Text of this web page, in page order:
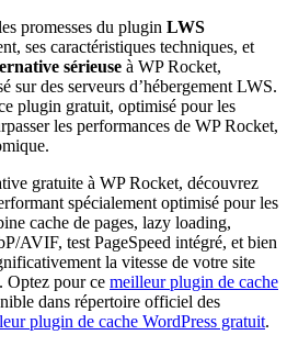
promesses du plugin LWS
ses caractéristiques techniques, et
sérieuse à WP Rocket,
sur des serveurs d’hébergement LWS.
plugin gratuit, optimisé pour les
les performances de WP Rocket,
gratuite à WP Rocket, découvrez
spécialement optimisé pour les
cache de pages, lazy loading,
AVIF, test PageSpeed intégré, et bien
la vitesse de votre site
Optez pour ce meilleur plugin de cache
dans répertoire officiel des
plugin de cache WordPress gratuit.